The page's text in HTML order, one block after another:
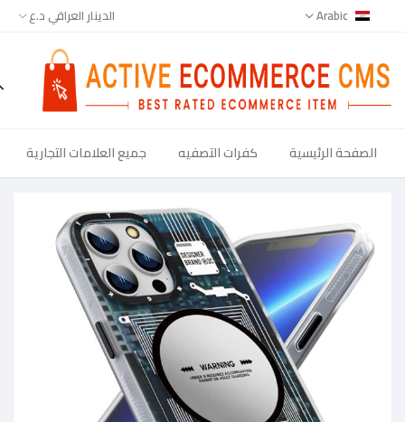
Arabic الدينار العراقي د.ع
الصفحة الرئيسية كفرات التصفيه جميع العلامات التجارية